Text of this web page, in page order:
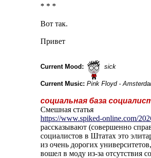
* * *
Вот так.
Привет
Current Mood: sick
Current Music: Pink Floyd -
социальная база
Смешная статья
https://www.spiked-online.com/
рассказывают (совершенно
социалистов в Штатах это
из очень дорогих
вошел в моду из-за отсутствия